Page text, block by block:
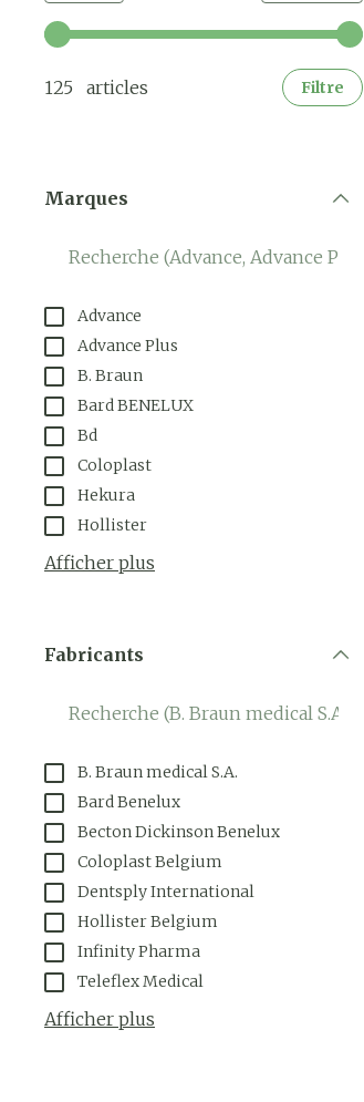
Utilisez les touches fléchées gauche
125 articles Filtre
Marques
Advance
Advance Plus
B. Braun
Bard BENELUX
Bd
Coloplast
Hekura
Hollister
Afficher plus
Fabricants
B. Braun medical S.A.
Bard Benelux
Becton Dickinson Benelux
Coloplast Belgium
Dentsply International
Hollister Belgium
Infinity Pharma
Teleflex Medical
Afficher plus